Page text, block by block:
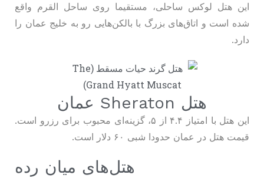
این هتل لوکس ساحلی، مستقیما روی ساحل القرم واقع
شده است و اتاق‌های بزرگ با بالکن‌هایی رو به خلیج عمان را
دارد.
هتل Sheraton عمان
این هتل با امتیاز ۴.۴ از ۵، گزینه‌ای محبوب برای رزرو است.
قیمت هتل در عمان حدودا شبی ۶۰ دلار است.
هتل‌های میان رده